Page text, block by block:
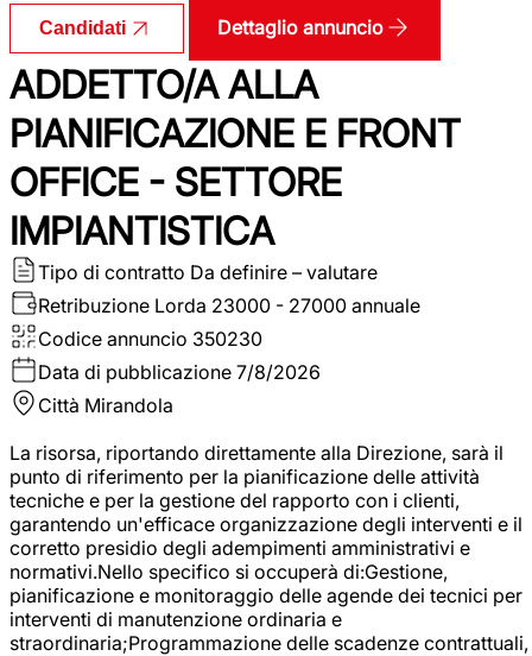
Candidati Dettaglio annuncio
ADDETTO/A ALLA
PIANIFICAZIONE E FRONT
OFFICE - SETTORE
IMPIANTISTICA
Tipo di contratto Da definire – valutare
Retribuzione Lorda 23000 - 27000 annuale
Codice annuncio 350230
Data di pubblicazione 7/8/2026
Città Mirandola
La risorsa, riportando direttamente alla Direzione, sarà il
punto di riferimento per la pianificazione delle attività
tecniche e per la gestione del rapporto con i clienti,
garantendo un'efficace organizzazione degli interventi e il
corretto presidio degli adempimenti amministrativi e
normativi.Nello specifico si occuperà di:Gestione,
pianificazione e monitoraggio delle agende dei tecnici per
interventi di manutenzione ordinaria e
straordinaria;Programmazione delle scadenze contrattuali,